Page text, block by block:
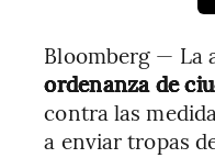
Bloomberg — La
ordenanza de
contra las
a enviar tropas